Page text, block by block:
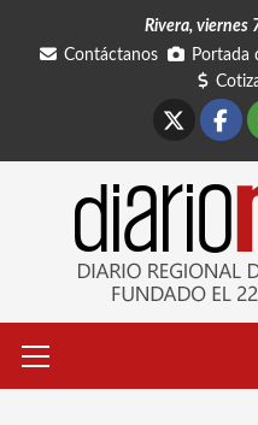
Rivera, viernes
Contáctanos
Portada
primario